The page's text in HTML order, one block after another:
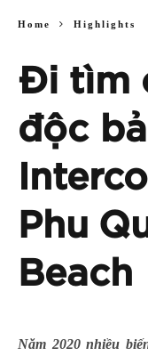
Home Highlights
Đi tìm
độc
Phu
Beach
Năm 2020 nhiều